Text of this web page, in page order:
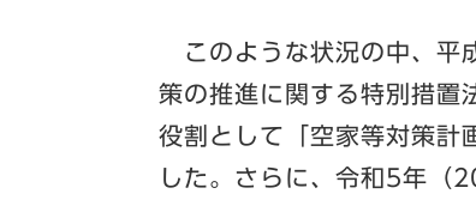
このような状況の中、平
策の推進に関する特別措置
役割として「空家等対策計
した。さらに、令和5年（